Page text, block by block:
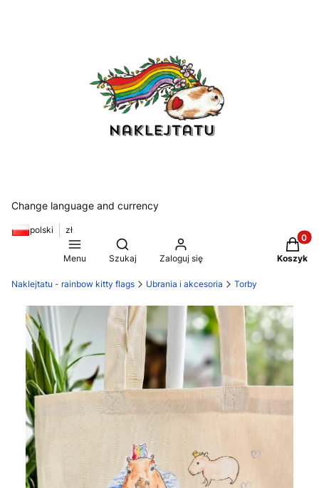
Change language and currency
polski zł
Menu
Otwórz wyszukiwarkę
Szukaj Zaloguj się Koszyk
Naklejtatu - rainbow kitty flags Ubrania i akcesoria Torby